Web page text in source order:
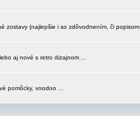
zostavy (najlepšie i so zdôvodnením, či
aj nové s retro dizajnom ...
pomôcky, voodoo ...